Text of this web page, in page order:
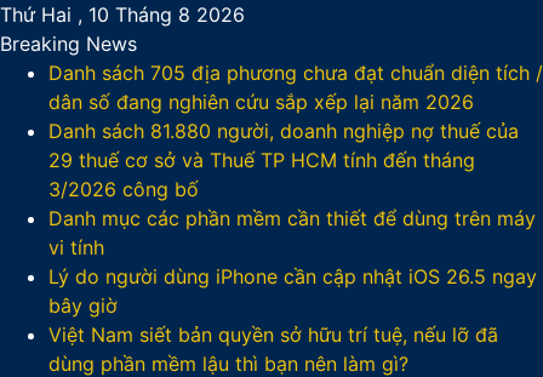
Thứ Hai , 10 Tháng 8 2026
Breaking News
Danh sách 705 địa phương chưa đạt chuẩn diện tích /
dân số đang nghiên cứu sắp xếp lại năm 2026
Danh sách 81.880‬ người, doanh nghiệp nợ thuế của
29 thuế cơ sở và Thuế TP HCM tính đến tháng
3/2026 công bố
Danh mục các phần mềm cần thiết để dùng trên máy
vi tính
Lý do người dùng iPhone cần cập nhật iOS 26.5 ngay
bây giờ
Việt Nam siết bản quyền sở hữu trí tuệ, nếu lỡ đã
dùng phần mềm lậu thì bạn nên làm gì?